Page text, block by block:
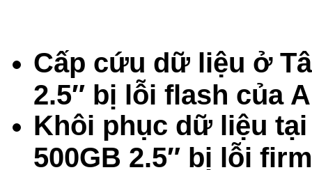
Cấp cứu dữ liệu ở
2.5″ bị lỗi flash của
Khôi phục dữ liệu
500GB 2.5″ bị lỗi